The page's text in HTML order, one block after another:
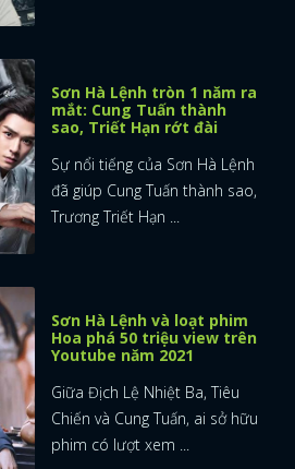
Sơn Hà Lệnh tròn 1 năm ra
mắt: Cung Tuấn thành
sao, Triết Hạn rớt đài
Sự nổi tiếng của Sơn Hà Lệnh
đã giúp Cung Tuấn thành sao,
Trương Triết Hạn ...
Sơn Hà Lệnh và loạt phim
Hoa phá 50 triệu view trên
Youtube năm 2021
Giữa Địch Lệ Nhiệt Ba, Tiêu
Chiến và Cung Tuấn, ai sở hữu
phim có lượt xem ...